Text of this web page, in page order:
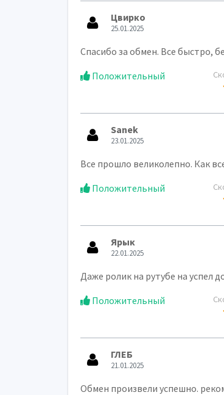
Цвирко
25.01.2025
Спасибо за обмен. Все быстро,
Положительный
Sanek
23.01.2025
Все прошло великолепно. Как
Положительный
Ярык
22.01.2025
Даже ролик на рутубе на успел
Положительный
ГЛЕБ
21.01.2025
Обмен произвели успешно.